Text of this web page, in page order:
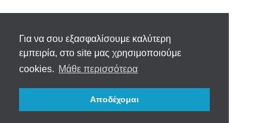
Για να σου εξασφαλίσουμε καλύτερη
εμπειρία, στο site μας χρησιμοποιούμε
cookies. Μάθε περισσότερα
Αποδέχομαι